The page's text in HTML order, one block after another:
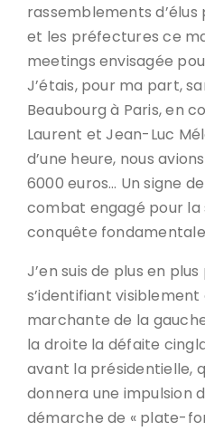
rassemblements d’élus
et les préfectures ce
meetings envisagée
J’étais, pour ma part,
Beaubourg à Paris, en
Laurent et Jean-Luc
d’une heure, nous
6000 euros… Un signe
combat engagé pour la
conquête
J’en suis de plus en
s’identifiant visiblement
marchante de la
la droite la défaite
avant la présidentielle,
donnera une impulsion
démarche de « plate-